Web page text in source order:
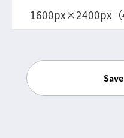
1600px×2400px（4